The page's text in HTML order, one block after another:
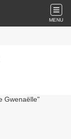
MENU